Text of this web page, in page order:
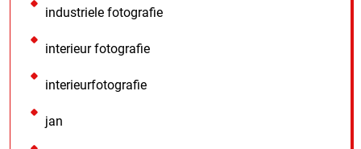
industriele fotografie
interieur fotografie
interieurfotografie
jan